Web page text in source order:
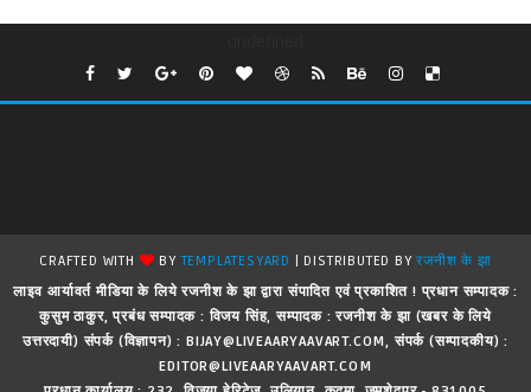
CRAFTED WITH BYTEMPLATESYARD | DISTRIBUTED BYरजनीश के झा
लाइव आर्यावर्त मीडिया के लिये रजनीश के झा द्वारा संपादित एवं प्रकाशित ! प्रधान सम्पादक :
कुसुम ठाकुर, प्रबंध सम्पादक : विजय सिंह, सम्पादक : रजनीश के झा (खबर के लिये
उत्तरदायी) संपर्क (विज्ञापन) : BIJAY@LIVEAARYAAVART.COM, संपर्क (सम्पादकीय) :
EDITOR@LIVEAARYAAVART.COM